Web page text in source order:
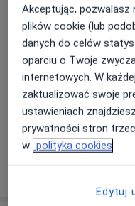
Dostępność
W tym gabinecie nie
internet
Co mam zrobić w tej
Akceptując, pozwalasz
plików cookie (lub
danych do celów
oparciu o Twoje
internetowych. W
zaktualizować swoje
ustawieniach
prywatności stron
w polityka cookies
Edytuj